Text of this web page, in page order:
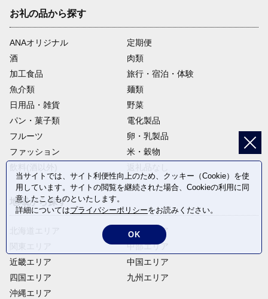
お礼の品から探す
ANAオリジナル
定期便
酒
肉類
加工食品
旅行・宿泊・体験
魚介類
麺類
日用品・雑貨
野菜
パン・菓子類
電化製品
フルーツ
卵・乳製品
ファッション
米・穀物
地域から探す
近畿エリア
四国エリア
沖縄エリア
東北エリア
中部エリア
中国エリア
九州エリア
当サイトでは、サイト利便性向上のため、クッキー（Cookie）を使
用しています。サイトの閲覧を継続された場合、Cookieの利用に同
意したことものといたします。
詳細についてはプライバシーポリシーをお読みください。
OK